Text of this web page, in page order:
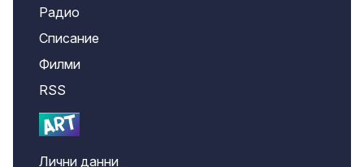
Радио
Списание
Филми
RSS
Лични данни